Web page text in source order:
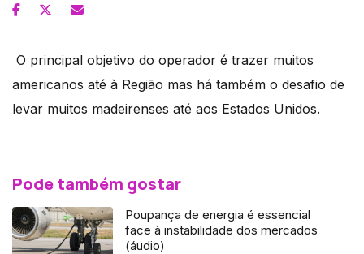
O principal objetivo do operador é trazer muitos
americanos até à Região mas há também o desafio de
levar muitos madeirenses até aos Estados Unidos.
Pode também gostar
Poupança de energia é essencial
face à instabilidade dos mercados
(áudio)